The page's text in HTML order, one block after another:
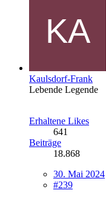
Kaulsdorf-Frank
Lebende Legende
Erhaltene Likes
641
Beiträge
18.868
30. Mai 2024
#239